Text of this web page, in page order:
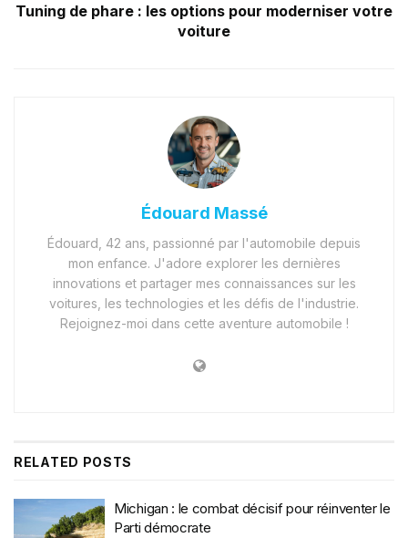
Tuning de phare : les options pour moderniser votre
voiture
Édouard Massé
Édouard, 42 ans, passionné par l'automobile depuis
mon enfance. J'adore explorer les dernières
innovations et partager mes connaissances sur les
voitures, les technologies et les défis de l'industrie.
Rejoignez-moi dans cette aventure automobile !
RELATED POSTS
Michigan : le combat décisif pour réinventer le
Parti démocrate